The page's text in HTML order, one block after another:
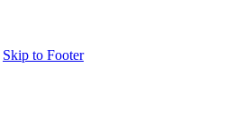
Skip to Footer